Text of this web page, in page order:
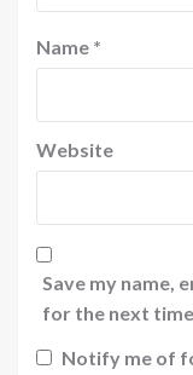
Name *
Website
Save my name,
for the next
Notify me of